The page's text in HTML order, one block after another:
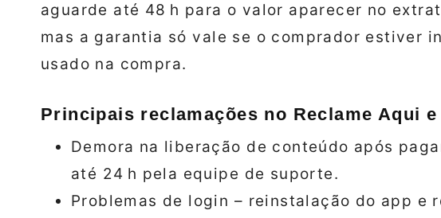
aguarde até 48 h para o valor aparecer no
mas a garantia só vale se o comprador estiver
usado na compra.
Principais reclamações no Reclame Aqui
Demora na liberação de conteúdo após
até 24 h pela equipe de suporte.
Problemas de login – reinstalação do app e